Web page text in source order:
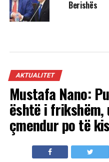
Berishës
AKTUALITET
Mustafa Nano:
është i frikshëm,
çmendur po të